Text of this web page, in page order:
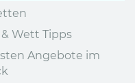
Wett Tipps
Angebote im